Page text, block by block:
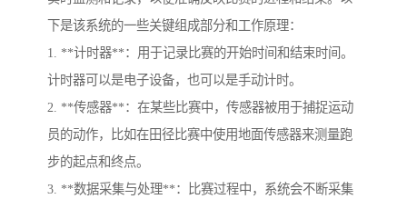
下是该系统的一些关键组成部分和工作原理：
1. **计时器**：用于记录比赛的开始时间和结束时间。
计时器可以是电子设备，也可以是手动计时。
2. **传感器**：在某些比赛中，传感器被用于捕捉运动
员的动作，比如在田径比赛中使用地面传感器来测量跑
步的起点和终点。
3. **数据采集与处理**：比赛过程中，系统会不断采集